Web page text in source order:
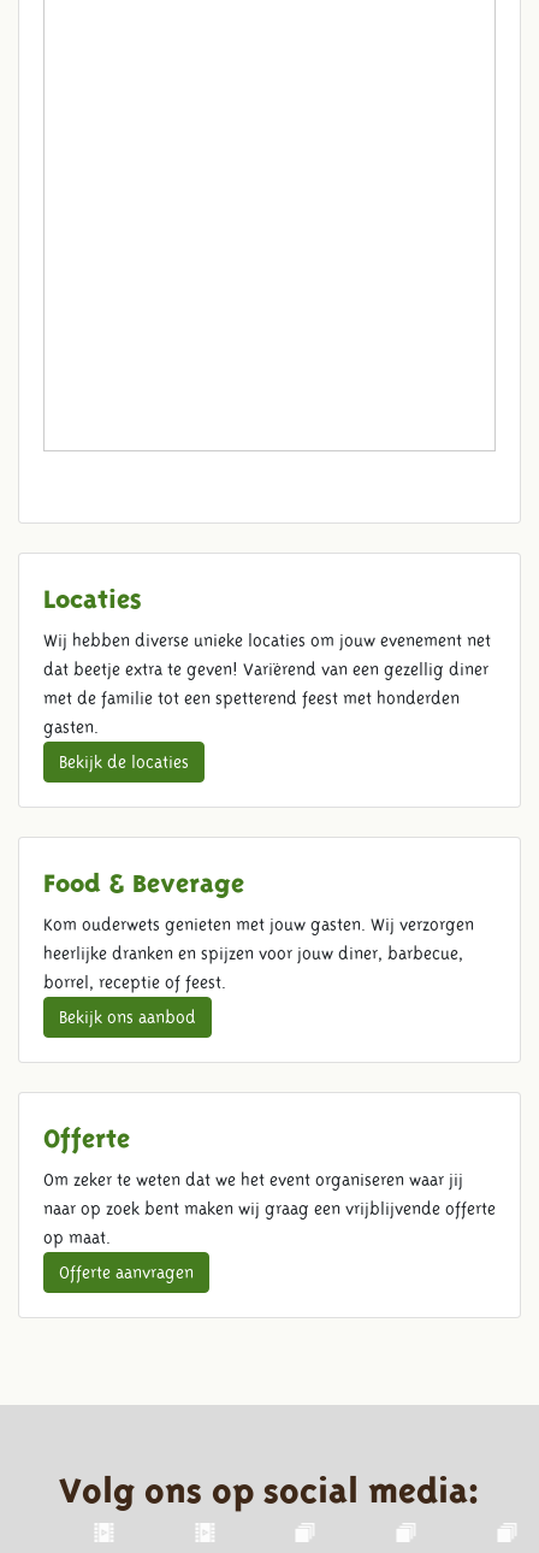
Locaties
Wij hebben diverse unieke locaties om jouw evenement net
dat beetje extra te geven! Variërend van een gezellig diner
met de familie tot een spetterend feest met honderden
gasten.
Bekijk de locaties
Food & Beverage
Kom ouderwets genieten met jouw gasten. Wij verzorgen
heerlijke dranken en spijzen voor jouw diner, barbecue,
borrel, receptie of feest.
Bekijk ons aanbod
Offerte
Om zeker te weten dat we het event organiseren waar jij
naar op zoek bent maken wij graag een vrijblijvende offerte
op maat.
Offerte aanvragen
Volg ons op social media: